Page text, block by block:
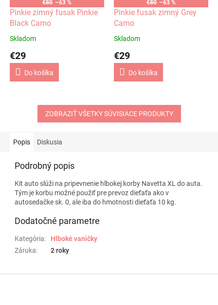
€80 –63 %
Pinkie zimný fusak Pinkie
Black Camo
Skladom
€29
Do košíka
€80 –63 %
Pinkie fusak zimný Grey
Camo
Skladom
€29
Do košíka
ZOBRAZIŤ VŠETKY SÚVISIACE PRODUKTY
Popis Diskusia
Podrobný popis
Kit auto slúži na pripevnenie hlbokej korby Navetta XL do auta.
Tým je korbu možné použiť pre prevoz dieťaťa ako v
autosedačke sk. 0, ale iba do hmotnosti dieťaťa 10 kg.
Dodatočné parametre
Kategória:
Hlboké vaničky
Záruka: 2 roky